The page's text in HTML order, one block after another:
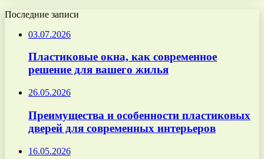
Последние записи
03.07.2026
Пластиковые окна, как современное
решение для вашего жилья
26.05.2026
Преимущества и особенности пластиковых
дверей для современных интерьеров
16.05.2026